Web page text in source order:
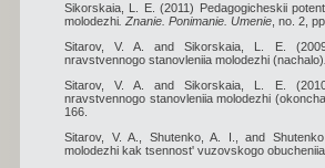
Sikorskaia, L. E. (2011) Pedagogicheskii
molodezhi . Znanie. Ponimanie. Umenie , no. 2,
Sitarov, V. A. and Sikorskaia, L. E.
nravstvennogo stanovleniia molodezhi (nachalo)
Sitarov, V. A. and Sikorskaia, L. E.
nravstvennogo stanovleniia molodezhi
166.
Sitarov, V. A., Shutenko, A. I., and
molodezhi kak tsennost' vuzovskogo obucheniia